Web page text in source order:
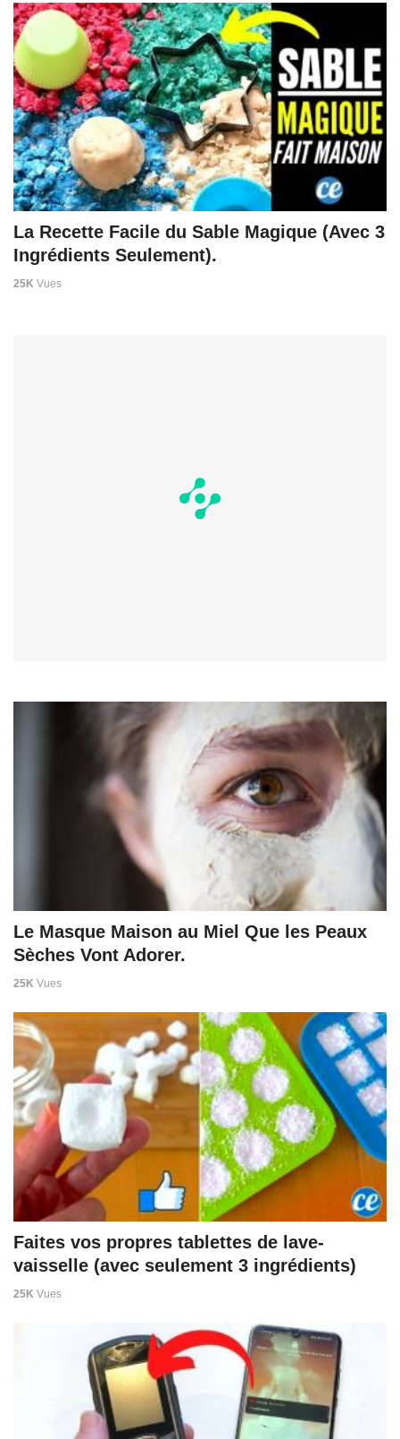
La Recette Facile du Sable Magique (Avec 3
Ingrédients Seulement).
25K Vues
Le Masque Maison au Miel Que les Peaux
Sèches Vont Adorer.
25K Vues
Faites vos propres tablettes de lave-
vaisselle (avec seulement 3 ingrédients)
25K Vues